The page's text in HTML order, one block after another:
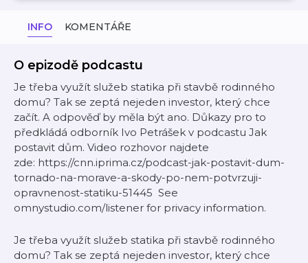
INFO KOMENTÁŘE
O epizodě podcastu
Je třeba využít služeb statika při stavbě rodinného
domu? Tak se zeptá nejeden investor, který chce
začít. A odpověď by měla být ano. Důkazy pro to
předkládá odborník Ivo Petrášek v podcastu Jak
postavit dům. Video rozhovor najdete
zde: https://cnn.iprima.cz/podcast-jak-postavit-dum-
tornado-na-morave-a-skody-po-nem-potvrzuji-
opravnenost-statiku-51445 See
omnystudio.com/listener for privacy information.
Je třeba využít služeb statika při stavbě rodinného
domu? Tak se zeptá nejeden investor, který chce